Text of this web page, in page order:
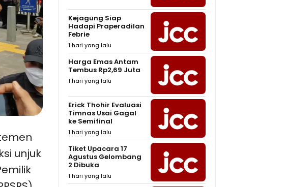
unjuk
Kejagung Siap
Hadapi Praperadilan
Febrie
1 hari yang lalu
Harga Emas Antam
Tembus Rp2,69 Juta
1 hari yang lalu
Erick Thohir Evaluasi
Timnas Usai Gagal
ke Semifinal
1 hari yang lalu
Tiket Upacara 17
Agustus Gelombang
2 Dibuka
1 hari yang lalu